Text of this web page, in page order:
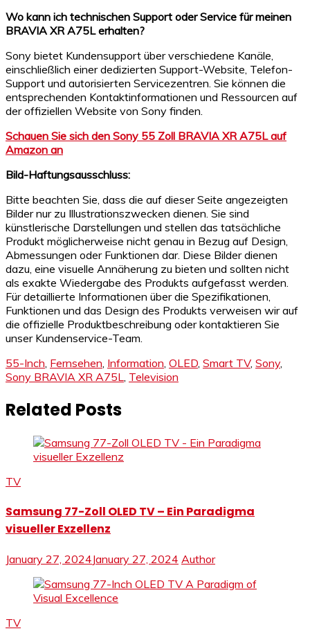
Wo kann ich technischen Support oder Service für meinen
BRAVIA XR A75L erhalten?
Sony bietet Kundensupport über verschiedene Kanäle,
einschließlich einer dedizierten Support-Website, Telefon-
Support und autorisierten Servicezentren. Sie können die
entsprechenden Kontaktinformationen und Ressourcen auf
der offiziellen Website von Sony finden.
Schauen Sie sich den Sony 55 Zoll BRAVIA XR A75L auf
Amazon an
Bild-Haftungsausschluss:
Bitte beachten Sie, dass die auf dieser Seite angezeigten
Bilder nur zu Illustrationszwecken dienen. Sie sind
künstlerische Darstellungen und stellen das tatsächliche
Produkt möglicherweise nicht genau in Bezug auf Design,
Abmessungen oder Funktionen dar. Diese Bilder dienen
dazu, eine visuelle Annäherung zu bieten und sollten nicht
als exakte Wiedergabe des Produkts aufgefasst werden.
Für detaillierte Informationen über die Spezifikationen,
Funktionen und das Design des Produkts verweisen wir auf
die offizielle Produktbeschreibung oder kontaktieren Sie
unser Kundenservice-Team.
55-Inch, Fernsehen, Information, OLED, Smart TV, Sony,
Sony BRAVIA XR A75L, Television
Related Posts
TV
Samsung 77-Zoll OLED TV – Ein Paradigma
visueller Exzellenz
January 27, 2024January 27, 2024 Author
TV